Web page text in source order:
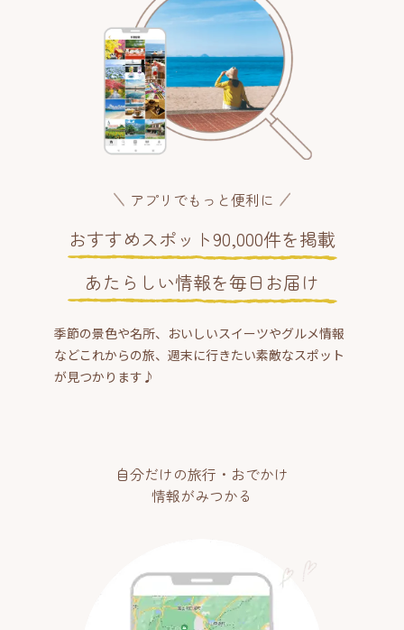
アプリでもっと便利に
おすすめスポット90,000件を掲載
あたらしい情報を毎日お届け
季節の景色や名所、おいしいスイーツやグルメ情報
などこれからの旅、週末に行きたい素敵なスポット
が見つかります♪
自分だけの旅行・おでかけ
情報がみつかる